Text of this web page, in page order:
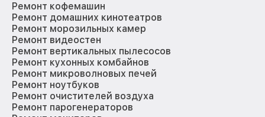
Ремонт кофемашин
Ремонт домашних кинотеатров
Ремонт морозильных камер
Ремонт видеостен
Ремонт вертикальных пылесосов
Ремонт кухонных комбайнов
Ремонт микроволновых печей
Ремонт ноутбуков
Ремонт очистителей воздуха
Ремонт парогенераторов